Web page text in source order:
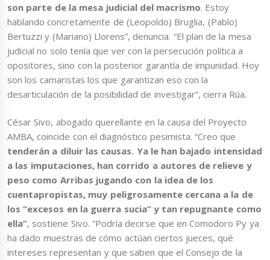
son parte de la mesa judicial del macrismo. Estoy
hablando concretamente de (Leopoldo) Bruglia, (Pablo)
Bertuzzi y (Mariano) Llorens”, denuncia. “El plan de la mesa
judicial no solo tenía que ver con la persecución política a
opositores, sino con la posterior garantía de impunidad. Hoy
son los camaristas los que garantizan eso con la
desarticulación de la posibilidad de investigar”, cierra Rúa.
César Sivo, abogado querellante en la causa del Proyecto
AMBA, coincide con el diagnóstico pesimista. “Creo que
tenderán a diluir las causas. Ya le han bajado intensidad
a las imputaciones, han corrido a autores de relieve y
peso como Arribas jugando con la idea de los
cuentapropistas, muy peligrosamente cercana a la de
los “excesos en la guerra sucia” y tan repugnante como
ella”, sostiene Sivo. “Podría decirse que en Comodoro Py ya
ha dado muestras de cómo actúan ciertos jueces, qué
intereses representan y que saben que el Consejo de la